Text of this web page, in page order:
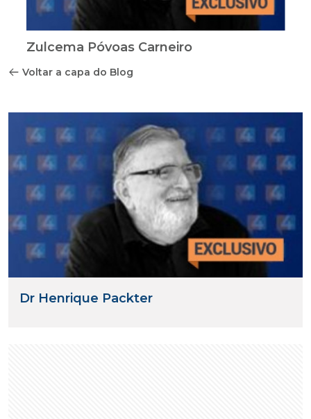
Zulcema Póvoas Carneiro
Voltar a capa do Blog
Dr Henrique Packter